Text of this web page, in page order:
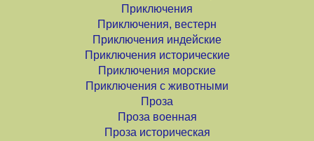
Приключения
Приключения, вестерн
Приключения индейские
Приключения исторические
Приключения морские
Приключения с животными
Проза
Проза военная
Проза историческая